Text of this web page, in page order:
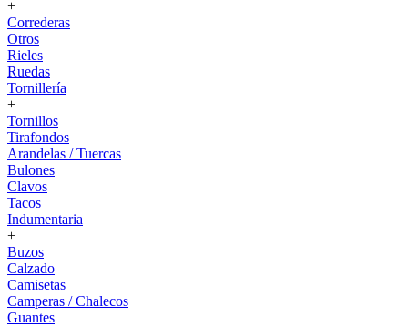
+
Correderas
Otros
Rieles
Ruedas
Tornillería
+
Tornillos
Tirafondos
Arandelas / Tuercas
Bulones
Clavos
Tacos
Indumentaria
+
Buzos
Calzado
Camisetas
Camperas / Chalecos
Guantes